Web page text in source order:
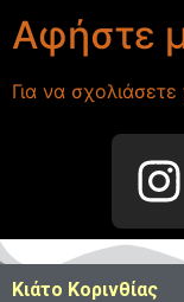
Αφήστε
Για να
Κιάτο Κορινθίας